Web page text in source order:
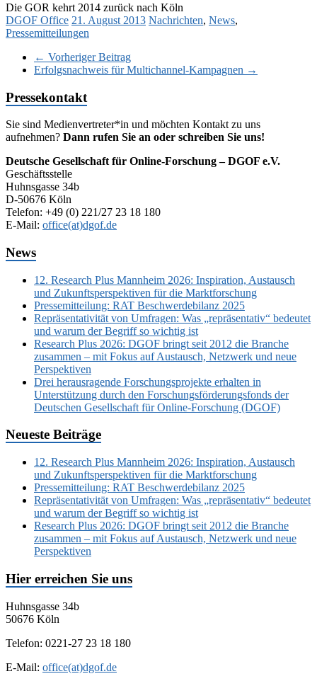
Die GOR kehrt 2014 zurück nach Köln
DGOF Office 21. August 2013 Nachrichten, News,
Pressemitteilungen
← Vorheriger Beitrag
Erfolgsnachweis für Multichannel-Kampagnen →
Pressekontakt
Sie sind Medienvertreter*in und möchten Kontakt zu uns
aufnehmen? Dann rufen Sie an oder schreiben Sie uns!
Deutsche Gesellschaft für Online-Forschung – DGOF e.V.
Geschäftsstelle
Huhnsgasse 34b
D-50676 Köln
Telefon: +49 (0) 221/27 23 18 180
E-Mail: office(at)dgof.de
News
12. Research Plus Mannheim 2026: Inspiration, Austausch
und Zukunftsperspektiven für die Marktforschung
Pressemitteilung: RAT Beschwerdebilanz 2025
Repräsentativität von Umfragen: Was „repräsentativ“ bedeutet
und warum der Begriff so wichtig ist
Research Plus 2026: DGOF bringt seit 2012 die Branche
zusammen – mit Fokus auf Austausch, Netzwerk und neue
Perspektiven
Drei herausragende Forschungsprojekte erhalten in
Unterstützung durch den Forschungsförderungsfonds der
Deutschen Gesellschaft für Online-Forschung (DGOF)
Neueste Beiträge
12. Research Plus Mannheim 2026: Inspiration, Austausch
und Zukunftsperspektiven für die Marktforschung
Pressemitteilung: RAT Beschwerdebilanz 2025
Repräsentativität von Umfragen: Was „repräsentativ“ bedeutet
und warum der Begriff so wichtig ist
Research Plus 2026: DGOF bringt seit 2012 die Branche
zusammen – mit Fokus auf Austausch, Netzwerk und neue
Perspektiven
Hier erreichen Sie uns
Huhnsgasse 34b
50676 Köln
Telefon: 0221-27 23 18 180
E-Mail: office(at)dgof.de